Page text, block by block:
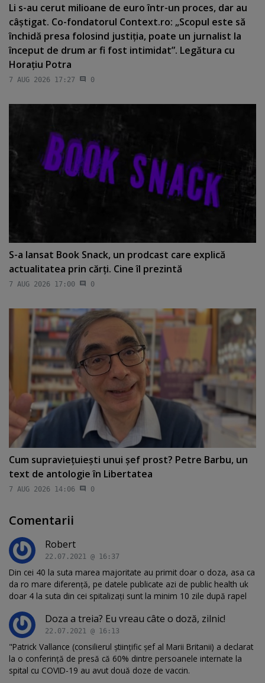
Li s-au cerut milioane de euro într-un proces, dar au
câştigat. Co-fondatorul Context.ro: „Scopul este să
închidă presa folosind justiţia, poate un jurnalist la
început de drum ar fi fost intimidat”. Legătura cu
Horaţiu Potra
7 AUG 2026 17:27 0
S-a lansat Book Snack, un prodcast care explică
actualitatea prin cărţi. Cine îl prezintă
7 AUG 2026 17:00 0
Cum supravieţuieşti unui şef prost? Petre Barbu, un
text de antologie în Libertatea
7 AUG 2026 14:06 0
Comentarii
Robert
22.07.2021 @ 16:37
Din cei 40 la suta marea majoritate au primit doar o doza, asa ca
da ro mare diferență, pe datele publicate azi de public health uk
doar 4 la suta din cei spitalizați sunt la minim 10 zile după rapel
Doza a treia? Eu vreau câte o doză, zilnic!
22.07.2021 @ 16:13
"Patrick Vallance (consilierul ştiinţific şef al Marii Britanii) a declarat
la o conferinţă de presă că 60% dintre persoanele internate la
spital cu COVID-19 au avut două doze de vaccin.